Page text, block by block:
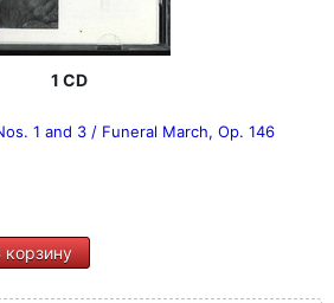
1 CD
1 and 3 / Funeral March, Op. 146
корзину